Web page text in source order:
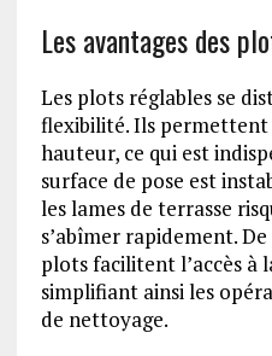
Les avantages des
Les plots réglables se
flexibilité. Ils permettent
hauteur, ce qui est
surface de pose est
les lames de terrasse
s’abîmer rapidement.
plots facilitent l’accès à
simplifiant ainsi les
de nettoyage.